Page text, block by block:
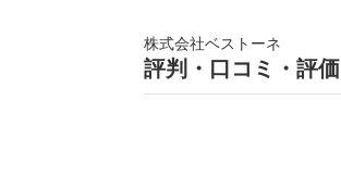
株式会社ベストーネ
評判・口コミ・評価